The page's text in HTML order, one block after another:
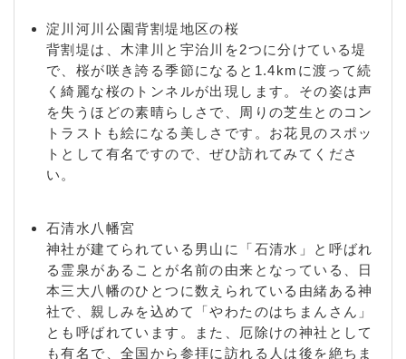
/ 橋本向山 / 橋本焼野 / 松井交野ケ原 / 松井手水ケ谷
/ 松井栂谷 / 美濃山一ノ谷 / 美濃山井ノ元 / 美濃山馬
ケ背 / 美濃山大塚 / 美濃山狐谷 / 美濃山幸水 / 美濃山
千原谷 / 美濃山出口 / 美濃山出島 / 美濃山中尾 / 美濃
山西ノ口 / 美濃山野神 / 美濃山ヒル塚 / 美濃山細谷 /
美濃山宮ノ背 / 美濃山宮道 / 美濃山御幸 / 美濃山御幸
谷 / 八幡安居塚 / 八幡池ノ首 / 八幡石不動 / 八幡一ノ
坪 / 八幡今田 / 八幡植松 / 八幡大芝 / 八幡大谷 / 八幡
柿ケ谷 / 八幡柿木垣内 / 八幡神原 / 八幡河原崎 / 八幡
岸本 / 八幡北浦 / 八幡沓田 / 八幡久保田 / 八幡源氏垣
外 / 八幡源野 / 八幡御幸谷 / 八幡五反田 / 八幡小西 /
八幡御馬所 / 八幡小松 / 八幡菰池 / 八幡在応寺 / 八幡
盛戸 / 八幡砂田 / 八幡沢 / 八幡三反長 / 八幡三ノ甲 /
八幡三本橋 / 八幡式部谷 / 八幡軸 / 八幡科手 / 八幡柴
座 / 八幡清水井 / 八幡城ノ内 / 八幡菖蒲池 / 八幡水珀
淀川河川公園背割堤地区の桜
背割堤は、木津川と宇治川を2つに分けている堤
で、桜が咲き誇る季節になると1.4kmに渡って続
く綺麗な桜のトンネルが出現します。その姿は声
を失うほどの素晴らしさで、周りの芝生とのコン
トラストも絵になる美しさです。お花見のスポッ
トとして有名ですので、ぜひ訪れてみてくださ
い。
石清水八幡宮
神社が建てられている男山に「石清水」と呼ばれ
る霊泉があることが名前の由来となっている、日
本三大八幡のひとつに数えられている由緒ある神
社で、親しみを込めて「やわたのはちまんさん」
とも呼ばれています。また、厄除けの神社として
も有名で、全国から参拝に訪れる人は後を絶ちま